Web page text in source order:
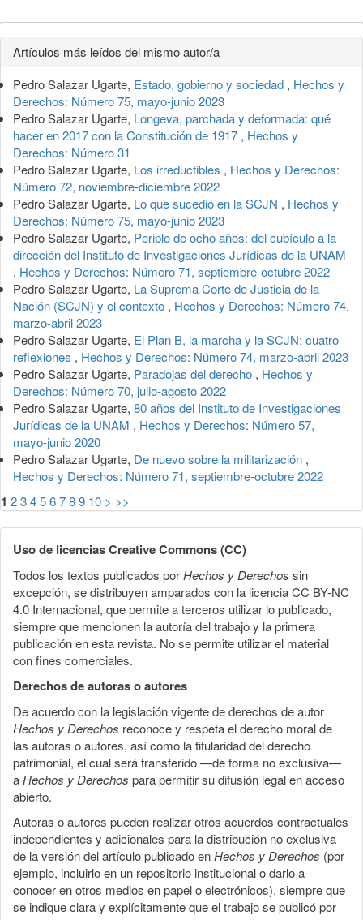
Detalles
del
artículo
Artículos más leídos del mismo autor/a
Pedro Salazar Ugarte, Estado, gobierno y sociedad , Hechos y
Derechos: Número 75, mayo-junio 2023
Pedro Salazar Ugarte, Longeva, parchada y deformada: qué
hacer en 2017 con la Constitución de 1917 , Hechos y
Derechos: Número 31
Pedro Salazar Ugarte, Los irreductibles , Hechos y Derechos:
Número 72, noviembre-diciembre 2022
Pedro Salazar Ugarte, Lo que sucedió en la SCJN , Hechos y
Derechos: Número 75, mayo-junio 2023
Pedro Salazar Ugarte, Periplo de ocho años: del cubículo a la
dirección del Instituto de Investigaciones Jurídicas de la UNAM
, Hechos y Derechos: Número 71, septiembre-octubre 2022
Pedro Salazar Ugarte, La Suprema Corte de Justicia de la
Nación (SCJN) y el contexto , Hechos y Derechos: Número 74,
marzo-abril 2023
Pedro Salazar Ugarte, El Plan B, la marcha y la SCJN: cuatro
reflexiones , Hechos y Derechos: Número 74, marzo-abril 2023
Pedro Salazar Ugarte, Paradojas del derecho , Hechos y
Derechos: Número 70, julio-agosto 2022
Pedro Salazar Ugarte, 80 años del Instituto de Investigaciones
Jurídicas de la UNAM , Hechos y Derechos: Número 57,
mayo-junio 2020
Pedro Salazar Ugarte, De nuevo sobre la militarización ,
Hechos y Derechos: Número 71, septiembre-octubre 2022
1 23456789 10 > >>
Uso de licencias Creative Commons (CC)
Todos los textos publicados porHechos y Derechos sin
excepción, se distribuyen amparados con la licencia CC BY-NC
4.0 Internacional, que permite a terceros utilizar lo publicado,
siempre que mencionen la autoría del trabajo y la primera
publicación en esta revista. No se permite utilizar el material
con fines comerciales.
Derechos de autoras o autores
De acuerdo con la legislación vigente de derechos de autor
Hechos y Derechos reconoce y respeta el derecho moral de
las autoras o autores, así como la titularidad del derecho
patrimonial, el cual será transferido —de forma no exclusiva—
aHechos y Derechos para permitir su difusión legal en acceso
abierto.
Autoras o autores pueden realizar otros acuerdos contractuales
independientes y adicionales para la distribución no exclusiva
de la versión del artículo publicado enHechos y Derechos (por
ejemplo, incluirlo en un repositorio institucional o darlo a
conocer en otros medios en papel o electrónicos), siempre que
se indique clara y explícitamente que el trabajo se publicó por